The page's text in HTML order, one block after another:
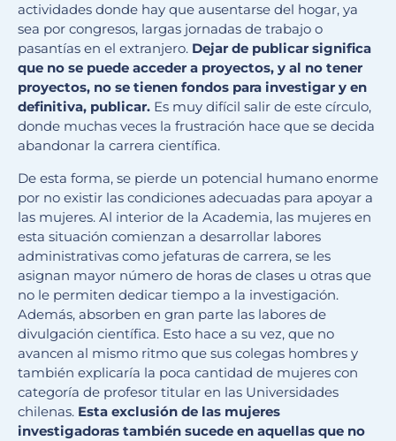
actividades donde hay que ausentarse del hogar, ya
sea por congresos, largas jornadas de trabajo o
pasantías en el extranjero. Dejar de publicar significa
que no se puede acceder a proyectos, y al no tener
proyectos, no se tienen fondos para investigar y en
definitiva, publicar. Es muy difícil salir de este círculo,
donde muchas veces la frustración hace que se decida
abandonar la carrera científica.
De esta forma, se pierde un potencial humano enorme
por no existir las condiciones adecuadas para apoyar a
las mujeres. Al interior de la Academia, las mujeres en
esta situación comienzan a desarrollar labores
administrativas como jefaturas de carrera, se les
asignan mayor número de horas de clases u otras que
no le permiten dedicar tiempo a la investigación.
Además, absorben en gran parte las labores de
divulgación científica. Esto hace a su vez, que no
avancen al mismo ritmo que sus colegas hombres y
también explicaría la poca cantidad de mujeres con
categoría de profesor titular en las Universidades
chilenas. Esta exclusión de las mujeres
investigadoras también sucede en aquellas que no